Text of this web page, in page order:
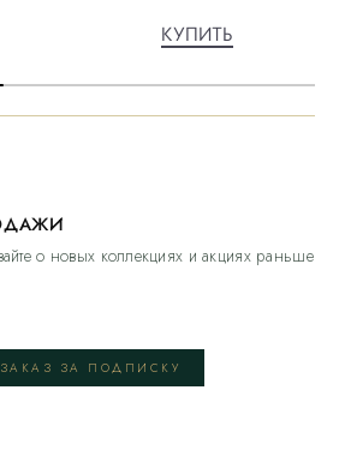
КУПИТЬ
о новых коллекциях и акциях раньше
ЗА ПОДПИСКУ